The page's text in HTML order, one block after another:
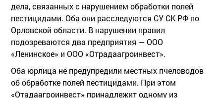
дела, связанных с нарушением обработки полей
пестицидами. Оба они расследуются СУ СК РФ по
Орловской области. В нарушении правил
подозреваются два предприятия — ООО
«Ленинское» и ООО «Отрадаагроинвест».
Оба юрлица не предупредили местных пчеловодов
об обработке полей пестицидами. При этом
«Отадаагроинвест» принадлежит одному из